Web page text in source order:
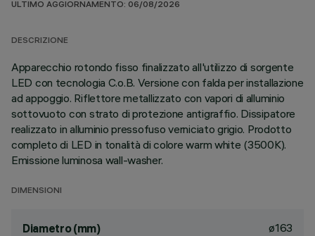
ULTIMO AGGIORNAMENTO: 06/08/2026
DESCRIZIONE
Apparecchio rotondo fisso finalizzato all'utilizzo di sorgente
LED con tecnologia C.o.B. Versione con falda per installazione
ad appoggio. Riflettore metallizzato con vapori di alluminio
sottovuoto con strato di protezione antigraffio. Dissipatore
realizzato in alluminio pressofuso verniciato grigio. Prodotto
completo di LED in tonalità di colore warm white (3500K).
Emissione luminosa wall-washer.
DIMENSIONI
Diametro (mm) ø163